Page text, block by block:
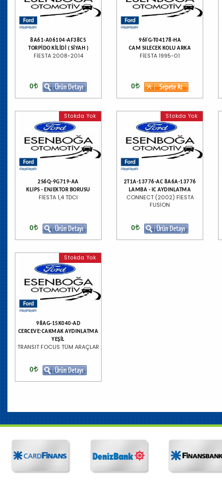
8A61-A06104-AF38C5
TORPİDO KİLİDİ ( SİYAH )
FİESTA 2008-2014
0
96FG-T04178-HA
CAM SILECEK KOLU ARKA
FİESTA 1995-01
0
Stokda Yok
2S6Q-9G719-AA
KLIPS - ENJEKTOR BORUSU
FİESTA 1,4 TDCI
0
Stokda Yok
2T1A-13776-AC 8A6A-13776
LAMBA - IC AYDINLATMA
CONNECT (2002) FİESTA
FUSİON
0
Stokda Yok
98AG-15K040-AD
CERCEVE:CAKMAK AYDINLATMA
YEŞİL
TRANSIT FOCUS TÜM ARAÇLAR
0